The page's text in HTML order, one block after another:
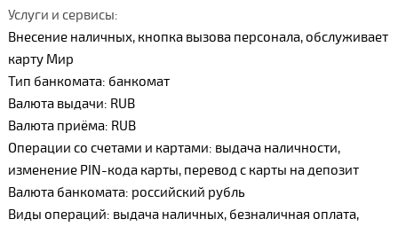
Услуги и сервисы:
Внесение наличных, кнопка вызова персонала, обслуживает
карту Мир
Тип банкомата: банкомат
Валюта выдачи: RUB
Валюта приёма: RUB
Операции со счетами и картами: выдача наличности,
изменение PIN-кода карты, перевод с карты на депозит
Валюта банкомата: российский рубль
Виды операций: выдача наличных, безналичная оплата,